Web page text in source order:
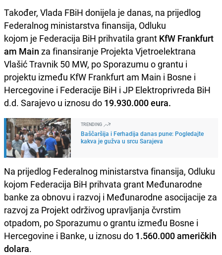
Također, Vlada FBiH donijela je danas, na prijedlog
Federalnog ministarstva finansija, Odluku
kojom je Federacija BiH prihvatila grant KfW Frankfurt
am Main za finansiranje Projekta Vjetroelektrana
Vlašić Travnik 50 MW, po Sporazumu o grantu i
projektu između KfW Frankfurt am Main i Bosne i
Hercegovine i Federacije BiH i JP Elektroprivreda BiH
d.d. Sarajevo u iznosu do 19.930.000 eura.
TRENDING
Baščaršija i Ferhadija danas pune: Pogledajte
kakva je gužva u srcu Sarajeva
Na prijedlog Federalnog ministarstva finansija, Odluku
kojom Federacija BiH prihvata grant Međunarodne
banke za obnovu i razvoj i Međunarodne asocijacije za
razvoj za Projekt održivog upravljanja čvrstim
otpadom, po Sporazumu o grantu između Bosne i
Hercegovine i Banke, u iznosu do 1.560.000 američkih
dolara.